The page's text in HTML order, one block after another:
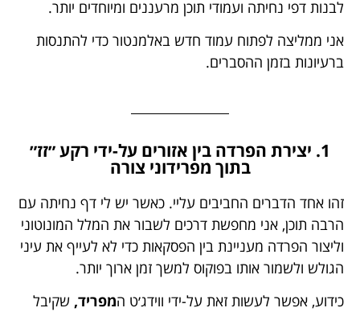
לבנות דפי נחיתה ועמודי תוכן מרעננים ומיוחדים יותר.
אני ממליצה לפתוח עמוד חדש באלמנטור כדי להתנסות
ברעיונות בזמן ההסברים.
1. יצירת הפרדה בין אזורים על-ידי רקע ״זז״
בתוך מפרידוני צורה
זהו אחד הדברים החביבים עליי. כאשר יש לי דף נחיתה עם
הרבה תוכן, אני מחפשת דרכים לשבור את המלל המונוטוני
וליצור הפרדה מעניינת בין הפסקאות כדי לא לעייף את עיני
הגולש ולשמור אותו בפוקוס למשך זמן ארוך יותר.
כידוע, אפשר לעשות זאת על-ידי ווידג׳ט ה מפריד,שקיבל